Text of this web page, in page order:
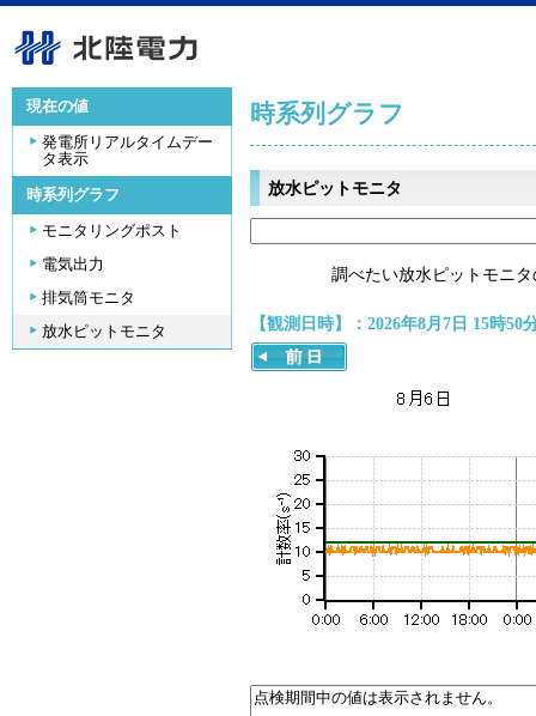
現在の値
発電所リアルタイムデー
タ表示
時系列グラフ
モニタリングポスト
電気出力
排気筒モニタ
放水ピットモニタ
時系列グラフ
放水ピットモニタ
調べたい放水ピットモニ
【観測日時】：2026年8月7日 15時50